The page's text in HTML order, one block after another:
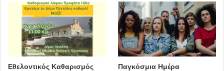
Εθελοντικός Καθαρισμός
Παγκόσμια Ημέρα